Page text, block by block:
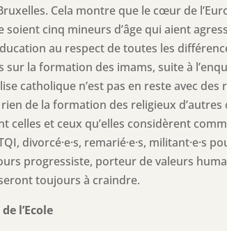
Cela montre que le cœur de
soient cinq mineurs d’âge qui aient
au respect de toutes les
sur la formation des imams, suite à
catholique n’est pas en reste avec
de la formation des religieux
celles et ceux qu’elles considèrent
divorcé·e·s, remarié·e·s, militant·e·s
progressiste, porteur de valeurs
toujours à craindre.
l’Ecole